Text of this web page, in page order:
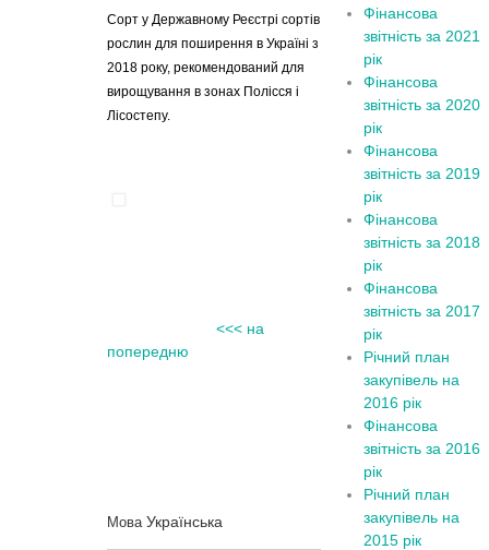
Сорт у Державному Реєстрі сортів
рослин для поширення в Україні з
2018 року, рекомендований для
вирощування в зонах Полісся і
Лісостепу.
<<< на
попередню
МоваУкраїнська
Фінансова
звітність за 2021
рік
Фінансова
звітність за 2020
рік
Фінансова
звітність за 2019
рік
Фінансова
звітність за 2018
рік
Фінансова
звітність за 2017
рік
Річний план
закупівель на
2016 рік
Фінансова
звітність за 2016
рік
Річний план
закупівель на
2015 рік